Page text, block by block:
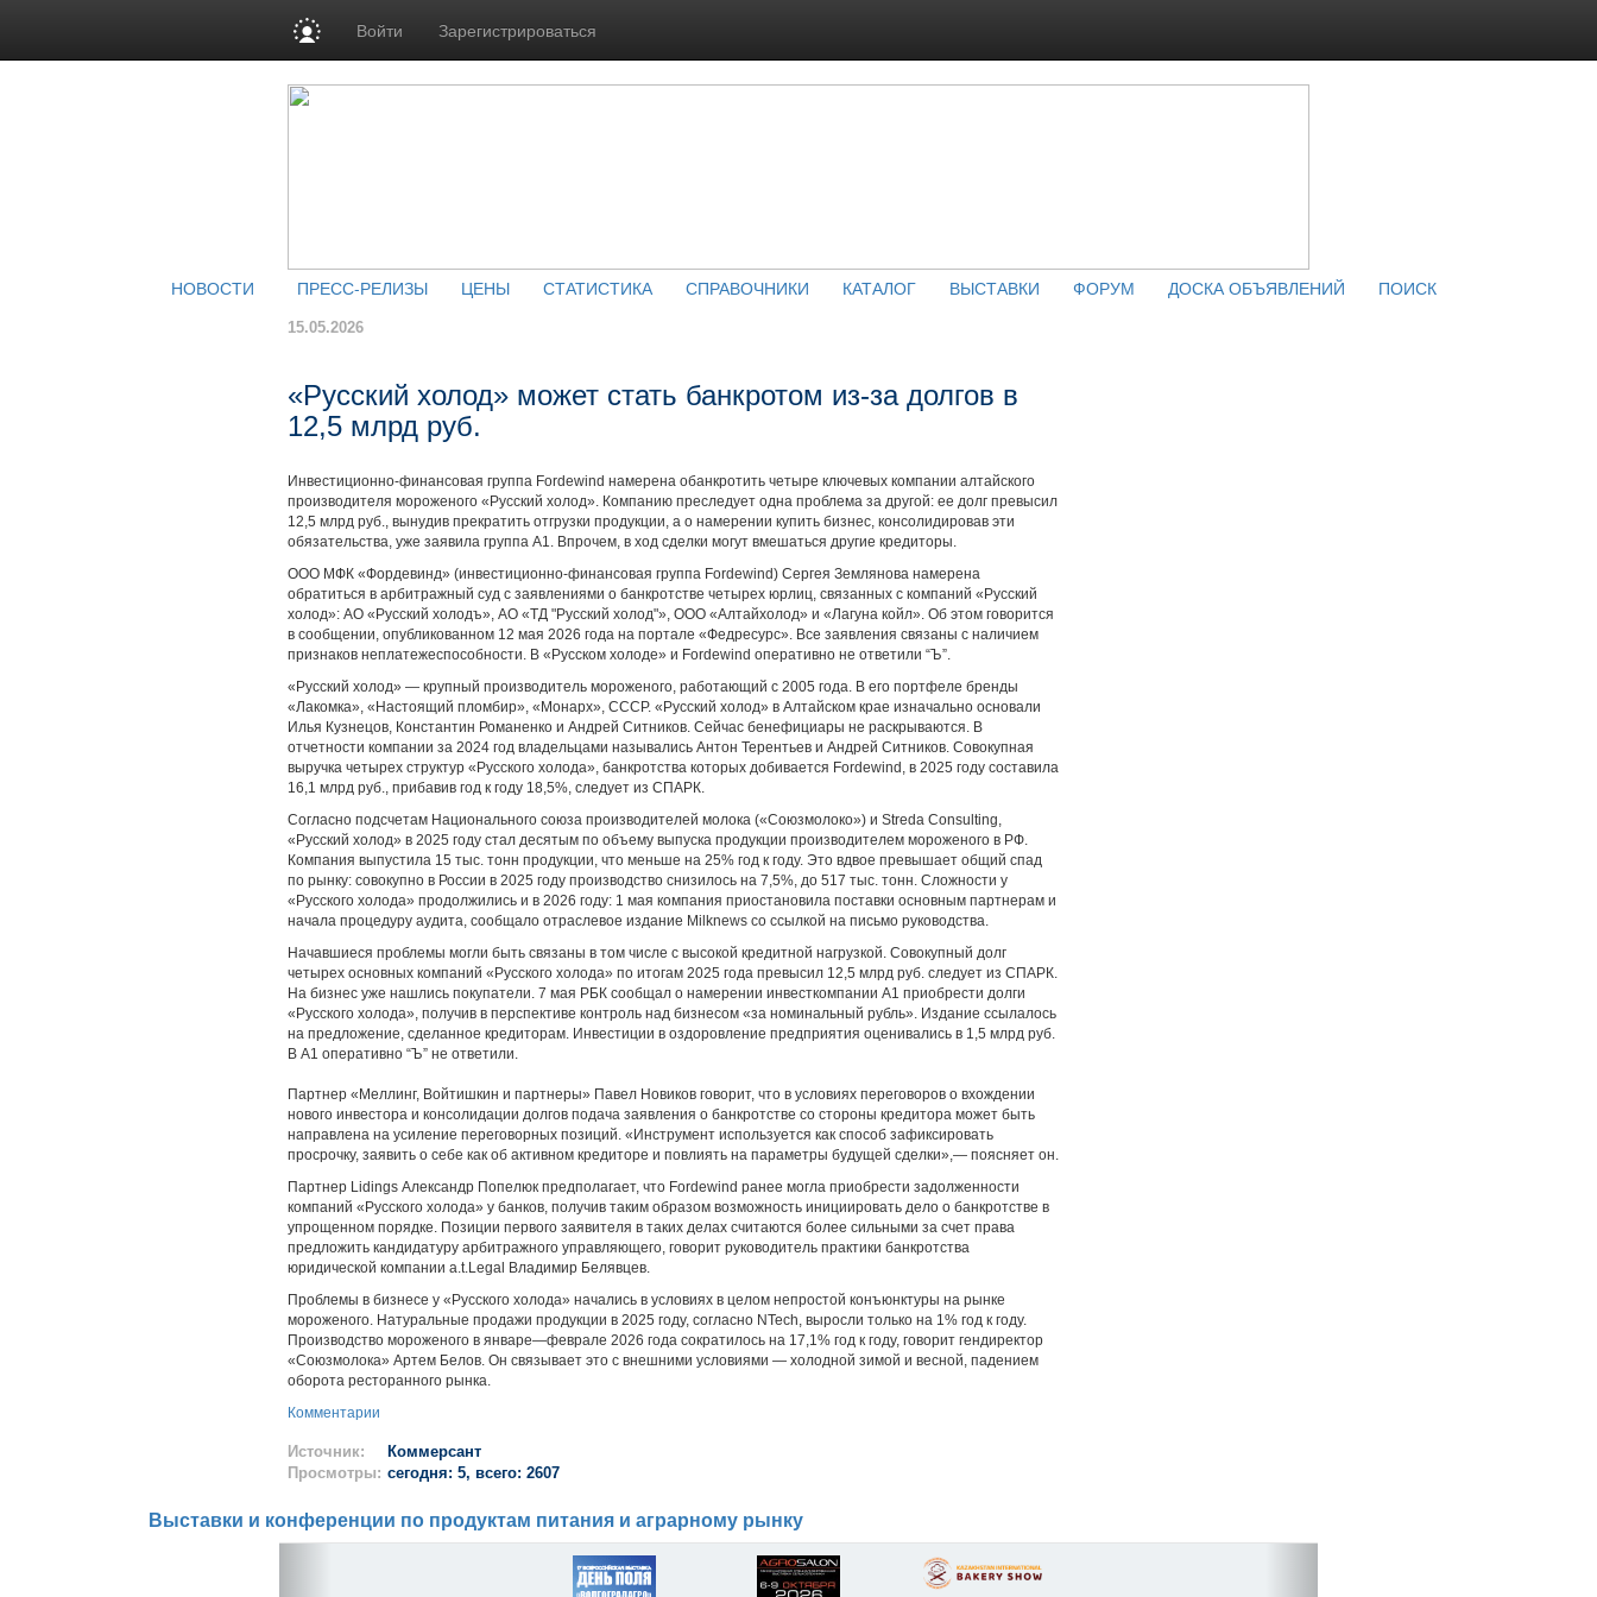
Войти Зарегистрироваться
НОВОСТИ ПРЕСС-РЕЛИЗЫ ЦЕНЫ СТАТИСТИКА СПРАВОЧНИКИ КАТАЛОГ ВЫСТАВКИ ФОРУМ ДОСКА ОБЪЯВЛЕНИЙ ПОИСК
15.05.2026
«Русский холод» может стать банкротом из-за долгов в
12,5 млрд руб.
Инвестиционно-финансовая группа Fordewind намерена обанкротить четыре ключевых компании алтайского
производителя мороженого «Русский холод». Компанию преследует одна проблема за другой: ее долг превысил
12,5 млрд руб., вынудив прекратить отгрузки продукции, а о намерении купить бизнес, консолидировав эти
обязательства, уже заявила группа А1. Впрочем, в ход сделки могут вмешаться другие кредиторы.
ООО МФК «Фордевинд» (инвестиционно-финансовая группа Fordewind) Сергея Землянова намерена
обратиться в арбитражный суд с заявлениями о банкротстве четырех юрлиц, связанных с компаний «Русский
холод»: АО «Русский холодъ», АО «ТД "Русский холод"», ООО «Алтайхолод» и «Лагуна койл». Об этом говорится
в сообщении, опубликованном 12 мая 2026 года на портале «Федресурс». Все заявления связаны с наличием
признаков неплатежеспособности. В «Русском холоде» и Fordewind оперативно не ответили “Ъ”.
«Русский холод» — крупный производитель мороженого, работающий с 2005 года. В его портфеле бренды
«Лакомка», «Настоящий пломбир», «Монарх», СССР. «Русский холод» в Алтайском крае изначально основали
Илья Кузнецов, Константин Романенко и Андрей Ситников. Сейчас бенефициары не раскрываются. В
отчетности компании за 2024 год владельцами назывались Антон Терентьев и Андрей Ситников. Совокупная
выручка четырех структур «Русского холода», банкротства которых добивается Fordewind, в 2025 году составила
16,1 млрд руб., прибавив год к году 18,5%, следует из СПАРК.
Согласно подсчетам Национального союза производителей молока («Союзмолоко») и Streda Consulting,
«Русский холод» в 2025 году стал десятым по объему выпуска продукции производителем мороженого в РФ.
Компания выпустила 15 тыс. тонн продукции, что меньше на 25% год к году. Это вдвое превышает общий спад
по рынку: совокупно в России в 2025 году производство снизилось на 7,5%, до 517 тыс. тонн. Сложности у
«Русского холода» продолжились и в 2026 году: 1 мая компания приостановила поставки основным партнерам и
начала процедуру аудита, сообщало отраслевое издание Milknews со ссылкой на письмо руководства.
Начавшиеся проблемы могли быть связаны в том числе с высокой кредитной нагрузкой. Совокупный долг
четырех основных компаний «Русского холода» по итогам 2025 года превысил 12,5 млрд руб. следует из СПАРК.
На бизнес уже нашлись покупатели. 7 мая РБК сообщал о намерении инвесткомпании А1 приобрести долги
«Русского холода», получив в перспективе контроль над бизнесом «за номинальный рубль». Издание ссылалось
на предложение, сделанное кредиторам. Инвестиции в оздоровление предприятия оценивались в 1,5 млрд руб.
В А1 оперативно “Ъ” не ответили.
Партнер «Меллинг, Войтишкин и партнеры» Павел Новиков говорит, что в условиях переговоров о вхождении
нового инвестора и консолидации долгов подача заявления о банкротстве со стороны кредитора может быть
направлена на усиление переговорных позиций. «Инструмент используется как способ зафиксировать
просрочку, заявить о себе как об активном кредиторе и повлиять на параметры будущей сделки»,— поясняет он.
Партнер Lidings Александр Попелюк предполагает, что Fordewind ранее могла приобрести задолженности
компаний «Русского холода» у банков, получив таким образом возможность инициировать дело о банкротстве в
упрощенном порядке. Позиции первого заявителя в таких делах считаются более сильными за счет права
предложить кандидатуру арбитражного управляющего, говорит руководитель практики банкротства
юридической компании a.t.Legal Владимир Белявцев.
Проблемы в бизнесе у «Русского холода» начались в условиях в целом непростой конъюнктуры на рынке
мороженого. Натуральные продажи продукции в 2025 году, согласно NTech, выросли только на 1% год к году.
Производство мороженого в январе—феврале 2026 года сократилось на 17,1% год к году, говорит гендиректор
«Союзмолока» Артем Белов. Он связывает это с внешними условиями — холодной зимой и весной, падением
оборота ресторанного рынка.
Комментарии
Источник:
Коммерсант
Просмотры: сегодня: 5, всего: 2607
Выставки и конференции по продуктам питания и аграрному рынку